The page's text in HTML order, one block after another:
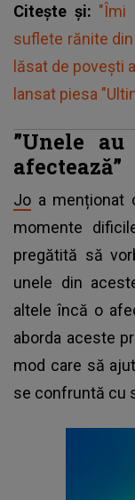
Citește și: "Îmi
suflete rănite
lăsat de povești
lansat piesa
”Unele
afectează”
Jo a menționat
momente
pregătită să
unele din
altele încă o
aborda aceste
mod care să
se confruntă cu